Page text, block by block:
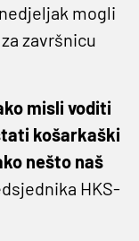
mogli
završnicu
misli voditi
košarkaški
nešto naš
HKS-